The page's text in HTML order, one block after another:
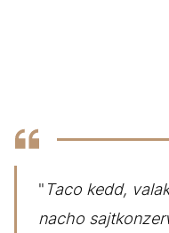
" Taco kedd,
nacho